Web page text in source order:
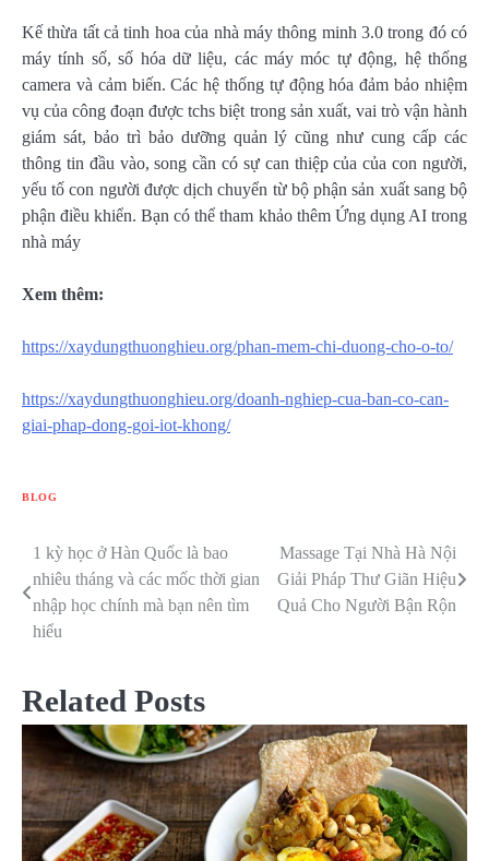
Kế thừa tất cả tinh hoa của nhà máy thông minh 3.0 trong đó có
máy tính số, số hóa dữ liệu, các máy móc tự động, hệ thống
camera và cảm biến. Các hệ thống tự động hóa đảm bảo nhiệm
vụ của công đoạn được tchs biệt trong sản xuất, vai trò vận hành
giám sát, bảo trì bảo dưỡng quản lý cũng như cung cấp các
thông tin đầu vào, song cần có sự can thiệp của của con người,
yếu tố con người được dịch chuyển từ bộ phận sản xuất sang bộ
phận điều khiển. Bạn có thể tham khảo thêm Ứng dụng AI trong
nhà máy
Xem thêm:
https://xaydungthuonghieu.org/phan-mem-chi-duong-cho-o-to/
https://xaydungthuonghieu.org/doanh-nghiep-cua-ban-co-can-
giai-phap-dong-goi-iot-khong/
BLOG
Điều
hướng
bài
1 kỳ học ở Hàn Quốc là bao
nhiêu tháng và các mốc thời gian
nhập học chính mà bạn nên tìm
hiểu
Massage Tại Nhà Hà Nội
Giải Pháp Thư Giãn Hiệu
Quả Cho Người Bận Rộn
Related Posts